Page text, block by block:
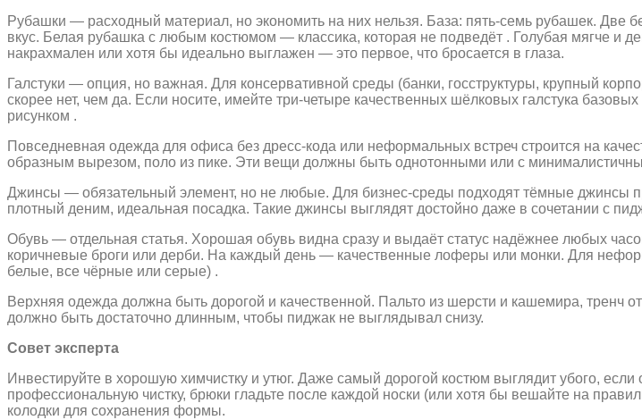
Рубашки — расходный материал, но экономить на них нельзя. База: пять-семь рубашек. Две
вкус. Белая рубашка с любым костюмом — классика, которая не подведёт . Голубая мягче и
накрахмален или хотя бы идеально выглажен — это первое, что бросается в глаза.
Галстуки — опция, но важная. Для консервативной среды (банки, госструктуры, крупный
скорее нет, чем да. Если носите, имейте три-четыре качественных шёлковых галстука
рисунком .
Повседневная одежда для офиса без дресс-кода или неформальных встреч строится на
образным вырезом, поло из пике. Эти вещи должны быть однотонными или с
Джинсы — обязательный элемент, но не любые. Для бизнес-среды подходят тёмные джинсы
плотный деним, идеальная посадка. Такие джинсы выглядят достойно даже в сочетании с
Обувь — отдельная статья. Хорошая обувь видна сразу и выдаёт статус надёжнее любых
коричневые броги или дерби. На каждый день — качественные лоферы или монки. Для
белые, все чёрные или серые) .
Верхняя одежда должна быть дорогой и качественной. Пальто из шерсти и кашемира, тренч
должно быть достаточно длинным, чтобы пиджак не выглядывал снизу.
Совет эксперта
Инвестируйте в хорошую химчистку и утюг. Даже самый дорогой костюм выглядит убого,
профессиональную чистку, брюки гладьте после каждой носки (или хотя бы вешайте на
колодки для сохранения формы.